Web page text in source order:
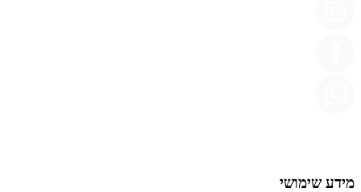
מידע שימושי